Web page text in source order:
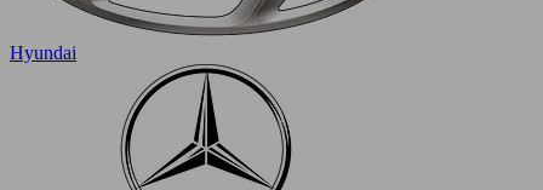
Hyundai